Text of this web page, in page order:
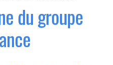
du groupe